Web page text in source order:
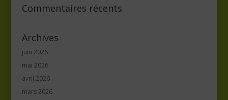
Commentaires récents
Archives
juin 2026
mai 2026
avril 2026
mars 2026